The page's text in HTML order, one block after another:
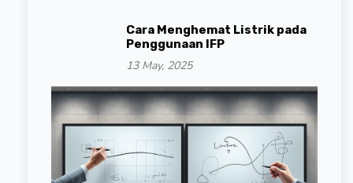
Cara Menghemat Listrik pada
Penggunaan IFP
13 May, 2025